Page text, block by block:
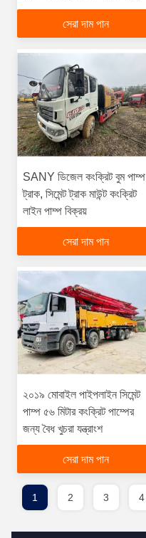
ট্রাক
সেরা দাম পান
SANY ডিজেল কংক্রিট বুম পাম্প
ট্রাক, সিমেন্ট ট্রাক মাউন্ট কংক্রিট
লাইন পাম্প বিক্রয়
সেরা দাম পান
২০১৯ মোবাইল পাইপলাইন সিমেন্ট
পাম্প ৫৬ মিটার কংক্রিট পাম্পের
জন্য বৈধ খুচরা যন্ত্রাংশ
সেরা দাম পান
1 2 3 4